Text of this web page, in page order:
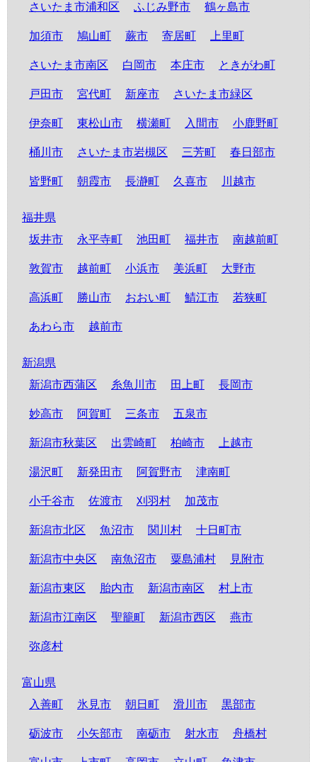
さいたま市浦和区 ふじみ野市 鶴ヶ島市
加須市 鳩山町 蕨市 寄居町 上里町
さいたま市南区 白岡市 本庄市 ときがわ町
戸田市 宮代町 新座市 さいたま市緑区
伊奈町 東松山市 横瀬町 入間市 小鹿野町
桶川市 さいたま市岩槻区 三芳町 春日部市
皆野町 朝霞市 長瀞町 久喜市 川越市
福井県
坂井市
永平寺町 池田町 福井市 南越前町
敦賀市 越前町 小浜市 美浜町 大野市
高浜町 勝山市 おおい町 鯖江市 若狭町
あわら市 越前市
新潟県
新潟市西蒲区
糸魚川市 田上町 長岡市
妙高市 阿賀町 三条市 五泉市
新潟市秋葉区 出雲崎町 柏崎市 上越市
湯沢町 新発田市 阿賀野市 津南町
小千谷市 佐渡市 刈羽村 加茂市
新潟市北区 魚沼市 関川村 十日町市
新潟市中央区 南魚沼市 粟島浦村 見附市
新潟市東区 胎内市 新潟市南区 村上市
新潟市江南区 聖籠町 新潟市西区 燕市
弥彦村
富山県
入善町
氷見市 朝日町 滑川市 黒部市
砺波市 小矢部市 南砺市 射水市 舟橋村